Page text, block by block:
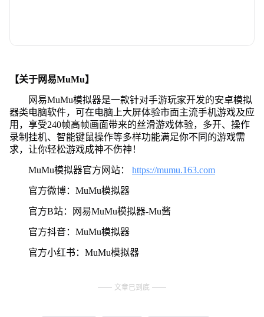
【关于网易MuMu】
网易MuMu模拟器是一款针对手游玩家开发的安卓模拟
器类电脑软件，可在电脑上大屏体验市面主流手机游戏及应
用，享受240帧高帧画面带来的丝滑游戏体验，多开、操作
录制挂机、智能键鼠操作等多样功能满足你不同的游戏需
求，让你轻松游戏成神不伤神！
MuMu模拟器官方网站： https://mumu.163.com
官方微博：MuMu模拟器
官方B站：网易MuMu模拟器-Mu酱
官方抖音：MuMu模拟器
官方小红书：MuMu模拟器
文章已到底